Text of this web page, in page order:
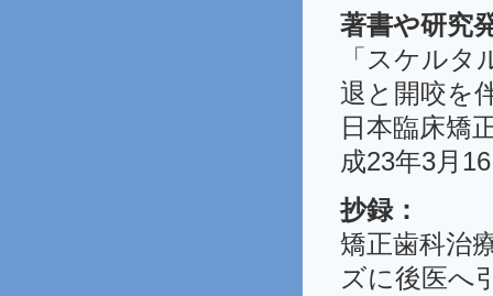
著書や研究
「スケル
退と開咬を
日本臨床
成23年3月
抄録：
矯正歯科治
ズに後医へ